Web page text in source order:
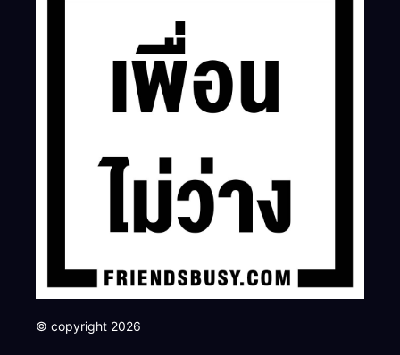
© copyright 2026